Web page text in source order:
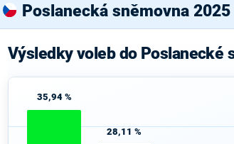
Poslanecká sněmovna 2025
Výsledky voleb do Poslanecké
35,94 %
28,11 %